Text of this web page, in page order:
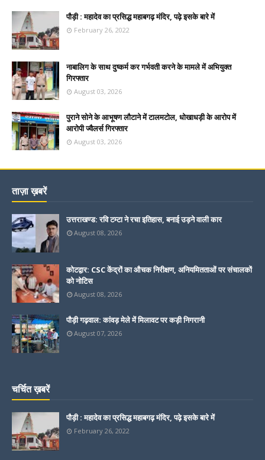
पौड़ी : महादेव का प्रसिद्ध महाबगढ़ मंदिर, पढ़े इसके बारे में
February 26, 2022
नाबालिग के साथ दुष्कर्म कर गर्भवती करने के मामले में अभियुक्त
गिरफ्तार
August 03, 2026
पुराने सोने के आभूषण लौटाने में टालमटोल, धोखाधड़ी के आरोप में
आरोपी ज्वैलर्स गिरफ्तार
August 03, 2026
ताज़ा ख़बरें
उत्तराखण्ड: रवि टम्टा ने रचा इतिहास, बनाई उड़ने वाली कार
August 08, 2026
कोटद्वार: CSC केंद्रों का औचक निरीक्षण, अनियमितताओं पर संचालकों
को नोटिस
August 08, 2026
पौड़ी गढ़वाल: कांवड़ मेले में मिलावट पर कड़ी निगरानी
August 07, 2026
चर्चित ख़बरें
पौड़ी : महादेव का प्रसिद्ध महाबगढ़ मंदिर, पढ़े इसके बारे में
February 26, 2022